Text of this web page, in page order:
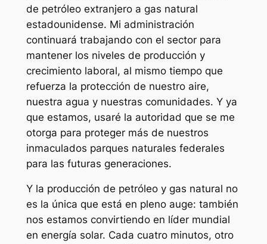
de petróleo extranjero a gas natural
estadounidense. Mi administración
continuará trabajando con el sector para
mantener los niveles de producción y
crecimiento laboral, al mismo tiempo que
refuerza la protección de nuestro aire,
nuestra agua y nuestras comunidades. Y ya
que estamos, usaré la autoridad que se me
otorga para proteger más de nuestros
inmaculados parques naturales federales
para las futuras generaciones.
Y la producción de petróleo y gas natural no
es la única que está en pleno auge: también
nos estamos convirtiendo en líder mundial
en energía solar. Cada cuatro minutos, otro